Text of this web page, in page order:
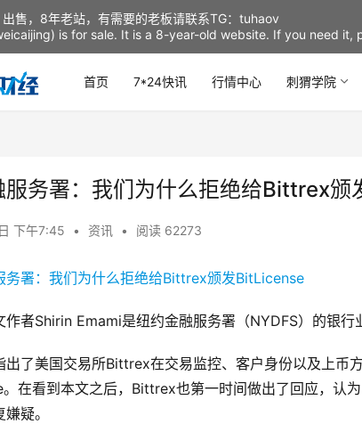
首页 7*24快讯 行情中心 刺猬学院
服务署：我们为什么拒绝给Bittrex
下午7:45 • 资讯 • 阅读 62273
作者Shirin Emami是纽约金融服务署（NYDFS）的银行
出了美国交易所Bittrex在交易监控、客户身份以及上币
在看到本文之后，Bittrex也第一时间做出了回应，认
疑。
售，8年老站，有需要的老板请联系TG：tuhaov
is for sale. It is a 8-year-old website. If you need it,